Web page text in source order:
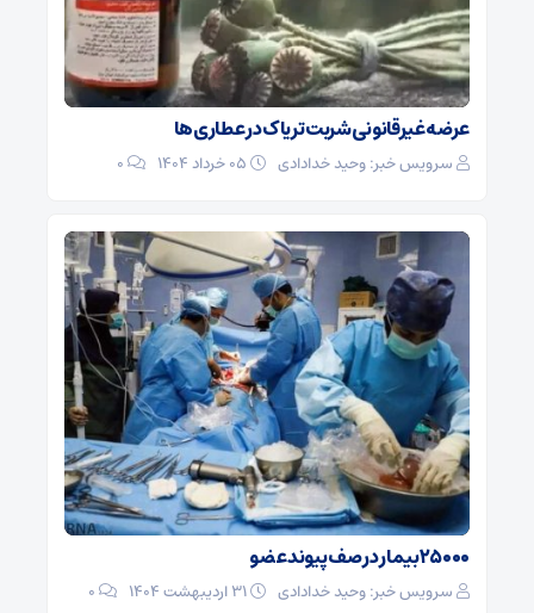
عرضه غیرقانونی شربت تریاک در عطاری‌ها
سرویس خبر: وحید خدادادی 0
۲۵۰۰۰بیمار در صف پیوند عضو
سرویس خبر: وحید خدادادی 0